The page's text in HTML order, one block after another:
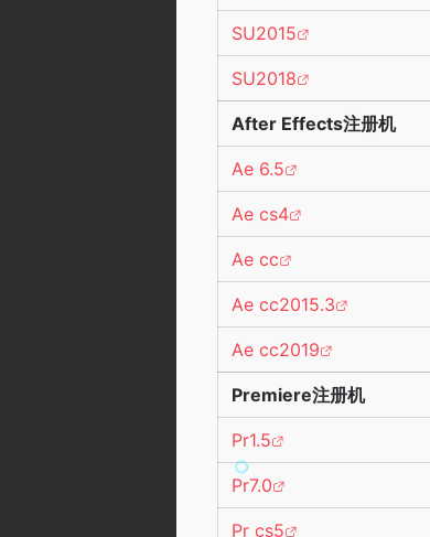
SU2015
SU2018
After Effects注册机
Ae 6.5
Ae cs4
Ae cc
Ae cc2015.3
Ae cc2019
Premiere注册机
Pr1.5
Pr7.0
Pr cs5